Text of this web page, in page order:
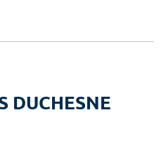
DUCHESNE